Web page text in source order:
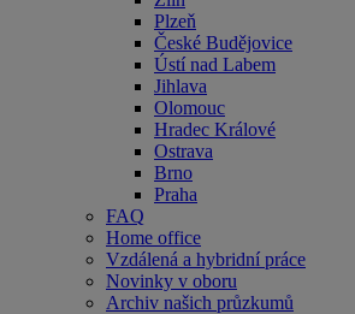
Plzeň
České Budějovice
Ústí nad Labem
Jihlava
Olomouc
Hradec Králové
Ostrava
Brno
Praha
FAQ
Home office
Vzdálená a hybridní práce
Novinky v oboru
Archiv našich průzkumů